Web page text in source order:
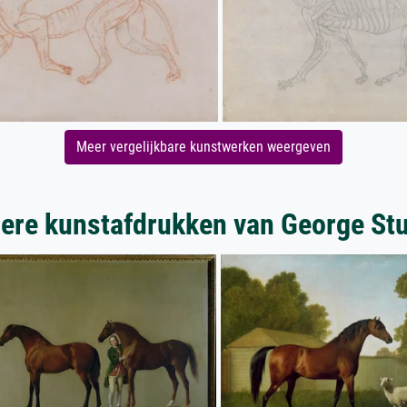
Meer vergelijkbare kunstwerken weergeven
kunstafdrukken van George